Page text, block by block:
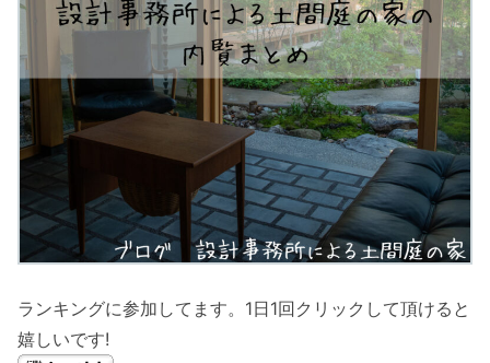
ランキングに参加してます。1日1回クリックして頂けると
嬉しいです!